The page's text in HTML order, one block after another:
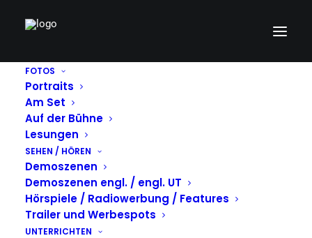
FOTOS
Portraits
Am Set
Auf der Bühne
Lesungen
SEHEN / HÖREN
Demoszenen
Demoszenen engl. / engl. UT
Hörspiele / Radiowerbung / Features
Trailer und Werbespots
UNTERRICHTEN
Home 20180428_002705
20180428_002705